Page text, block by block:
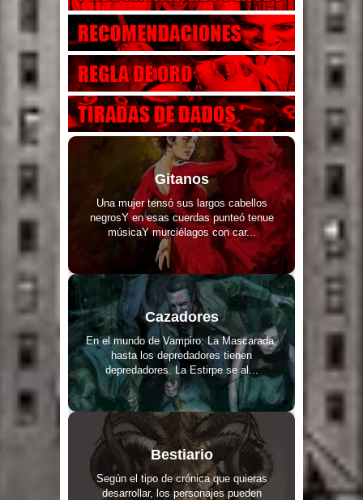
Gitanos
Una mujer tensó sus largos cabellos
negrosY en esas cuerdas punteó tenue
músicaY murciélagos con car...
Cazadores
En el mundo de Vampiro: La Mascarada,
hasta los depredadores tienen
depredadores. La Estirpe se al...
Bestiario
Según el tipo de crónica que quieras
desarrollar, los personajes pueden